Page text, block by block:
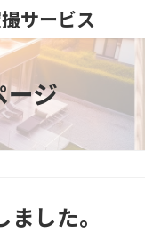
サービス
ージ
した。